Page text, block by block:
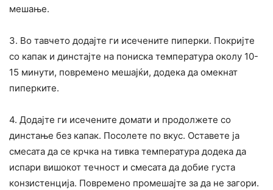
мешање.
3. Во тавчето додајте ги исечените пиперки. Покријте
со капак и динстајте на пониска температура околу 10-
15 минути, повремено мешајќи, додека да омекнат
пиперките.
4. Додајте ги исечените домати и продолжете со
динстање без капак. Посолете по вкус. Оставете ја
смесата да се крчка на тивка температура додека да
испари вишокот течност и смесата да добие густа
конзистенција. Повремено промешајте за да не загори.